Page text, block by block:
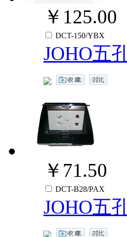
￥125.00
DCT-150/YBX
JOHO五
￥71.50
DCT-B28/PAX
JOHO五